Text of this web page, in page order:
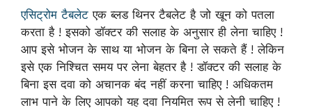
एसिट्रोम टैबलेट एक ब्लड थिनर टैबलेट है जो खून को पतला
करता है ! इसको डॉक्टर की सलाह के अनुसार ही लेना चाहिए !
आप इसे भोजन के साथ या भोजन के बिना ले सकते हैं ! लेकिन
इसे एक निश्चित समय पर लेना बेहतर है ! डॉक्टर की सलाह के
बिना इस दवा को अचानक बंद नहीं करना चाहिए ! अधिकतम
लाभ पाने के लिए आपको यह दवा नियमित रूप से लेनी चाहिए !